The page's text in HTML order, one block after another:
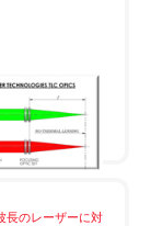
長のレーザーに対